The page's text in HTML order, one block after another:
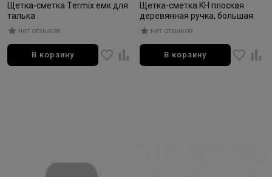
Щетка-сметка Тermix емк.для
талька
нет отзывов
В корзину
Щетка-сметка KH плоская
деревянная ручка, большая
нет отзывов
В корзину